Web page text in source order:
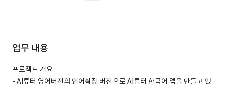
업무 내용
프로젝트 개요 :
- AI튜터 영어버전의 언어확장 버전으로 AI튜터 한국어 앱을 만들고 있